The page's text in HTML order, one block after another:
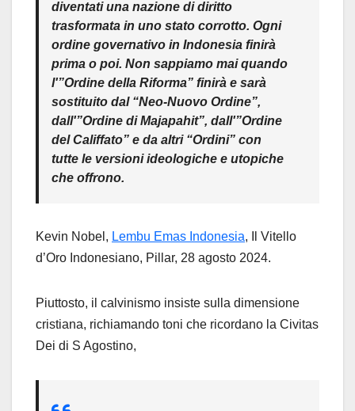
diventati una nazione di diritto
trasformata in uno stato corrotto. Ogni
ordine governativo in Indonesia finirà
prima o poi. Non sappiamo mai quando
l'”Ordine della Riforma” finirà e sarà
sostituito dal “Neo-Nuovo Ordine”,
dall'”Ordine di Majapahit”, dall'”Ordine
del Califfato” e da altri “Ordini” con
tutte le versioni ideologiche e utopiche
che offrono.
Kevin Nobel, Lembu Emas Indonesia, Il Vitello
d’Oro Indonesiano, Pillar, 28 agosto 2024.
Piuttosto, il calvinismo insiste sulla dimensione
cristiana, richiamando toni che ricordano la Civitas
Dei di S Agostino,